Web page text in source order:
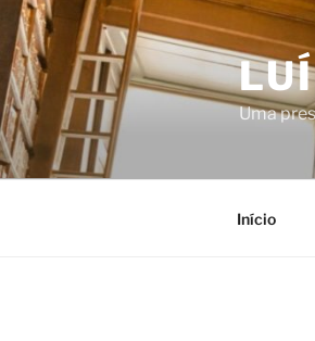
Saltar
para
conteúdo
Uma
Início